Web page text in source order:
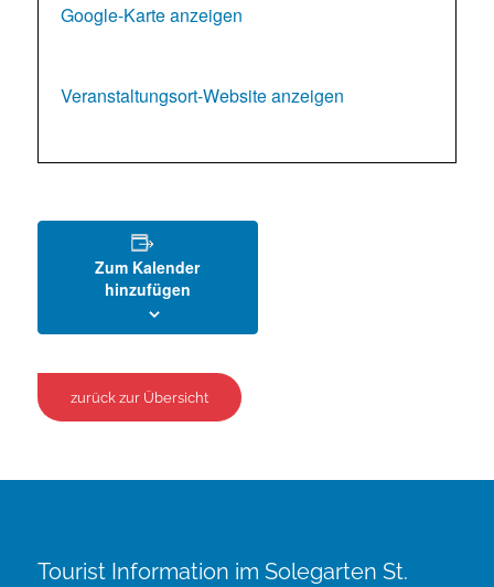
Google-Karte anzeigen
Veranstaltungsort-Website anzeigen
Zum Kalender
hinzufügen
zurück zur Übersicht
Tourist Information im Solegarten St.